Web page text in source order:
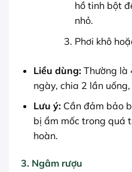
hồ tinh bột
nhỏ.
Phơi khô
Liều dùng:Thường là
ngày, chia 2 lần
Lưu ý:Cần đảm bảo
bị ẩm mốc trong quá
hoàn.
3. Ngâm rượu